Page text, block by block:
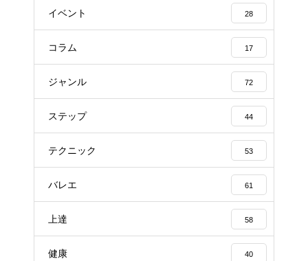
イベント 28
コラム 17
ジャンル 72
ステップ 44
テクニック 53
バレエ 61
上達 58
健康 40